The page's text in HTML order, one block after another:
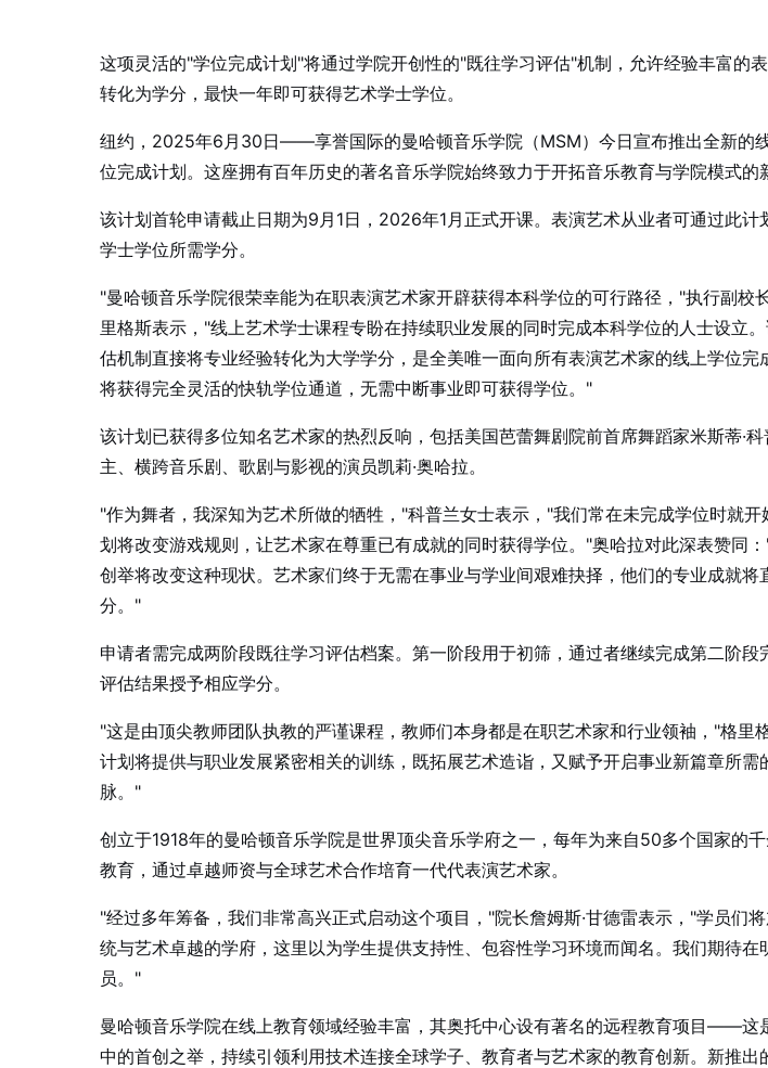
这项灵活的"学位完成计划"将通过学院开创性的"既往学习评估"机制，允许经验丰富的
转化为学分，最快一年即可获得艺术学士学位。
纽约，2025年6月30日——享誉国际的曼哈顿音乐学院（MSM）今日宣布推出全新的
位完成计划。这座拥有百年历史的著名音乐学院始终致力于开拓音乐教育与学院模式的
该计划首轮申请截止日期为9月1日，2026年1月正式开课。表演艺术从业者可通过此计
学士学位所需学分。
"曼哈顿音乐学院很荣幸能为在职表演艺术家开辟获得本科学位的可行路径，"执行副校
里格斯表示，"线上艺术学士课程专盼在持续职业发展的同时完成本科学位的人士设立
估机制直接将专业经验转化为大学学分，是全美唯一面向所有表演艺术家的线上学位完
将获得完全灵活的快轨学位通道，无需中断事业即可获得学位。"
该计划已获得多位知名艺术家的热烈反响，包括美国芭蕾舞剧院前首席舞蹈家米斯蒂·
主、横跨音乐剧、歌剧与影视的演员凯莉·奥哈拉。
"作为舞者，我深知为艺术所做的牺牲，"科普兰女士表示，"我们常在未完成学位时就
划将改变游戏规则，让艺术家在尊重已有成就的同时获得学位。"奥哈拉对此深表赞同
创举将改变这种现状。艺术家们终于无需在事业与学业间艰难抉择，他们的专业成就将
分。"
申请者需完成两阶段既往学习评估档案。第一阶段用于初筛，通过者继续完成第二阶段
评估结果授予相应学分。
"这是由顶尖教师团队执教的严谨课程，教师们本身都是在职艺术家和行业领袖，"格里
计划将提供与职业发展紧密相关的训练，既拓展艺术造诣，又赋予开启事业新篇章所需
脉。"
创立于1918年的曼哈顿音乐学院是世界顶尖音乐学府之一，每年为来自50多个国家的
教育，通过卓越师资与全球艺术合作培育一代代表演艺术家。
"经过多年筹备，我们非常高兴正式启动这个项目，"院长詹姆斯·甘德雷表示，"学员们
统与艺术卓越的学府，这里以为学生提供支持性、包容性学习环境而闻名。我们期待在
员。"
曼哈顿音乐学院在线上教育领域经验丰富，其奥托中心设有著名的远程教育项目——这
中的首创之举，持续引领利用技术连接全球学子、教育者与艺术家的教育创新。新推出